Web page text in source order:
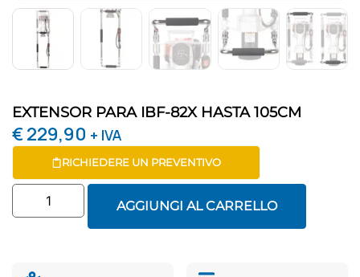
EXTENSOR PARA IBF-82X HASTA 105CM
€229,90 + IVA
RICHIEDERE UN PREVENTIVO
AGGIUNGI AL CARRELLO